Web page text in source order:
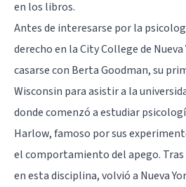
en los libros.
Antes de interesarse por la
derecho en la City College de Nueva
casarse con Berta Goodman, su
Wisconsin para asistir a la
donde comenzó a estudiar
Harlow, famoso por sus
el comportamiento del apego.
en esta disciplina, volvió a Nueva